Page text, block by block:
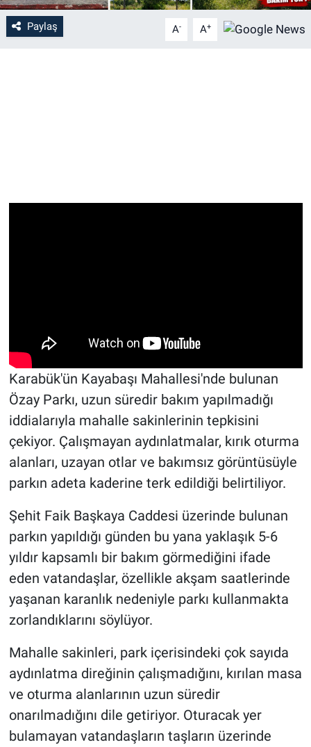
Paylaş A- A+
Karabük'ün Kayabaşı Mahallesi'nde bulunan
Özay Parkı, uzun süredir bakım yapılmadığı
iddialarıyla mahalle sakinlerinin tepkisini
çekiyor. Çalışmayan aydınlatmalar, kırık oturma
alanları, uzayan otlar ve bakımsız görüntüsüyle
parkın adeta kaderine terk edildiği belirtiliyor.
Şehit Faik Başkaya Caddesi üzerinde bulunan
parkın yapıldığı günden bu yana yaklaşık 5-6
yıldır kapsamlı bir bakım görmediğini ifade
eden vatandaşlar, özellikle akşam saatlerinde
yaşanan karanlık nedeniyle parkı kullanmakta
zorlandıklarını söylüyor.
Mahalle sakinleri, park içerisindeki çok sayıda
aydınlatma direğinin çalışmadığını, kırılan masa
ve oturma alanlarının uzun süredir
onarılmadığını dile getiriyor. Oturacak yer
bulamayan vatandaşların taşların üzerinde